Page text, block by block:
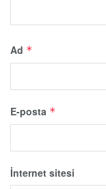
Ad *
E-posta *
İnternet sitesi